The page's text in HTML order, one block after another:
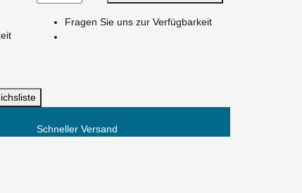
Fragen Sie uns zur Verfügbarkeit
Schneller Versand